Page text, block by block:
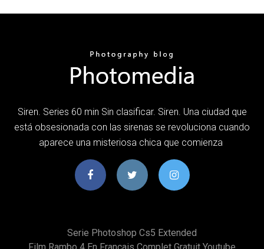
Siren. Series 60 min Sin clasificar. Siren. Una ciudad que
está obsesionada con las sirenas se revoluciona cuando
aparece una misteriosa chica que comienza
Serie Photoshop Cs5 Extended